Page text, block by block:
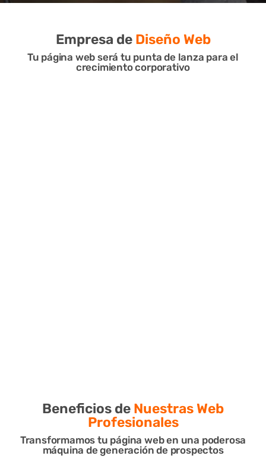
Empresa deDiseño Web
Tu página web será tu punta de lanza para el
crecimiento corporativo
Beneficios de Nuestras Web
Profesionales
Transformamos tu página web en una poderosa
máquina de generación de prospectos